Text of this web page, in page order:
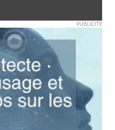
PUBLICITE